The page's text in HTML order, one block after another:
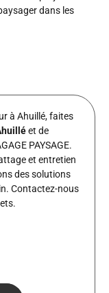
dans les
à Ahuillé, faites
et de
PAYSAGE.
et entretien
des solutions
Contactez-nous